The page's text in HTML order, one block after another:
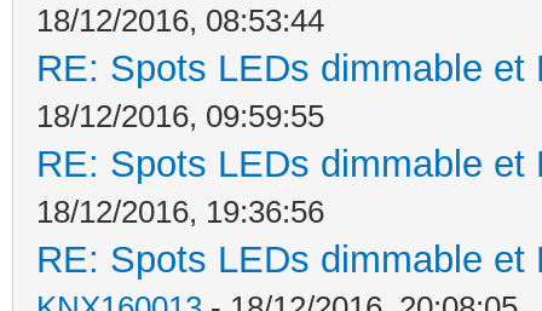
18/12/2016, 08:53:44
RE: Spots LEDs dimmable
18/12/2016, 09:59:55
RE: Spots LEDs dimmable
18/12/2016, 19:36:56
RE: Spots LEDs dimmable